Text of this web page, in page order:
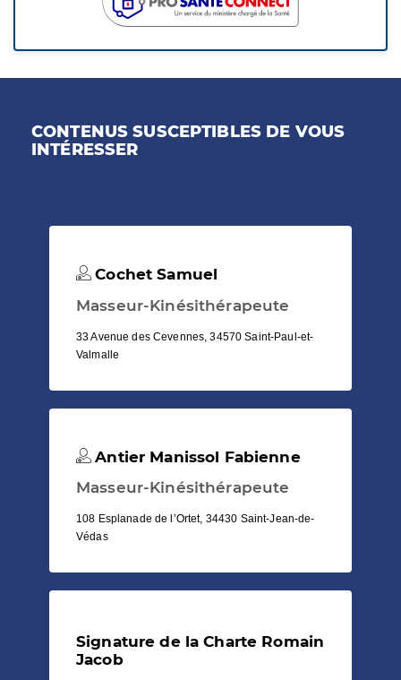
CONTENUS SUSCEPTIBLES DE VOUS
INTÉRESSER
Cochet Samuel
Masseur-Kinésithérapeute
33 Avenue des Cevennes, 34570 Saint-Paul-et-
Valmalle
Antier Manissol Fabienne
Masseur-Kinésithérapeute
108 Esplanade de l’Ortet, 34430 Saint-Jean-de-
Védas
Signature de la Charte Romain
Jacob